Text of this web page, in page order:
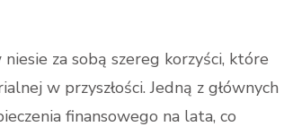
za sobą szereg korzyści, które
w przyszłości. Jedną z głównych
finansowego na lata, co